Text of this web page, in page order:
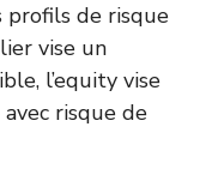
profils de risque
vise un
l’equity vise
risque de